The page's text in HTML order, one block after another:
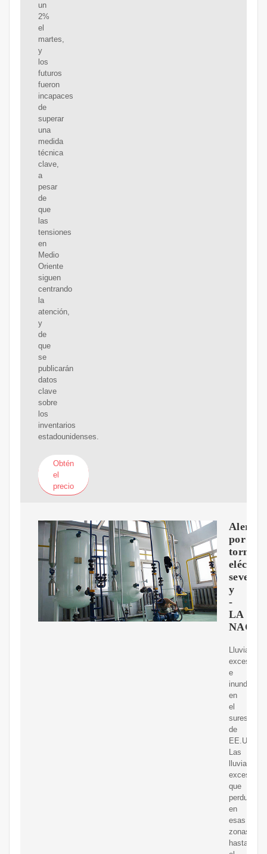
un
2%
el
martes,
y
los
futuros
fueron
incapaces
de
superar
una
medida
técnica
clave,
a
pesar
de
que
las
tensiones
en
Medio
Oriente
siguen
centrando
la
atención,
y
de
que
se
publicarán
datos
clave
sobre
los
inventarios
estadounidenses.
Obtén
el
precio
Alerta
por
severas
y
-
LA
Lluvias
excesivas
e
en
el
sureste
de
EE.UU.
Las
lluvias
excesivas,
que
perdurarán
en
esas
zonas
hasta